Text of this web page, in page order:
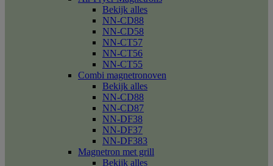
Bekijk alles
NN-CD88
NN-CD58
NN-CT57
NN-CT56
NN-CT55
Combi magnetronoven
Bekijk alles
NN-CD88
NN-CD87
NN-DF38
NN-DF37
NN-DF383
Magnetron met grill
Bekijk alles